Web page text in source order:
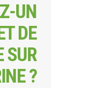
UN
DE
SUR
?